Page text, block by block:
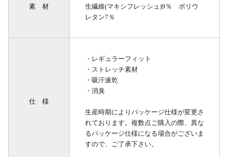
素 材
生繊維(マキシフレッシュ)9％ ポリウ
レタン7％
仕 様
・レギュラーフィット
・ストレッチ素材
・吸汗速乾
・消臭
生産時期によりパッケージ仕様が変更さ
れております。複数点ご購入の際、異な
るパッケージ仕様になる場合がございま
すので、ご了承下さい。